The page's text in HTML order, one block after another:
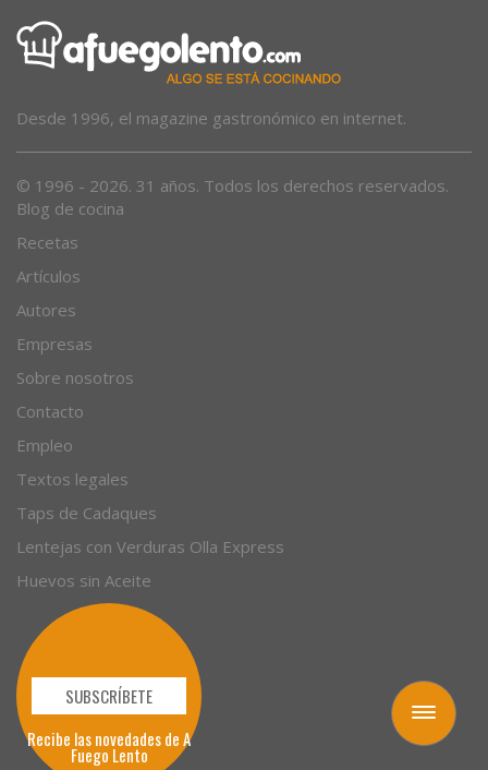
Toggle
navigation
Desde 1996, el magazine gastronómico en internet.
© 1996 - 2026. 31 años. Todos los derechos reservados.
Blog de cocina
Recetas
Artículos
Autores
Empresas
Sobre nosotros
Contacto
Empleo
Textos legales
Taps de Cadaques
Lentejas con Verduras Olla Express
Huevos sin Aceite
SUBSCRÍBETE
Recibe las novedades de A
Fuego Lento